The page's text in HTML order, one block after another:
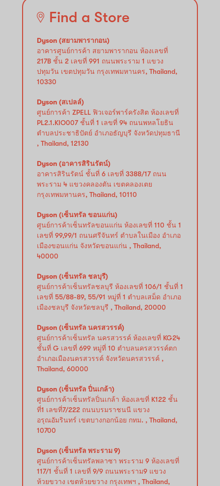
Find a Store
Dyson (สยามพารากอน)
อาคารศูนย์การค้า สยามพารากอน ห้องเลขที่
217B ชั้น 2 เลขที่ 991 ถนนพระราม 1 แขวง
ปทุมวัน เขตปทุมวัน กรุงเทพมหานคร, Thailand,
10330
Dyson (สเปลล์)
ศูนย์การค้า ZPELL ฟิวเจอร์พาร์ครังสิต ห้องเลขที่
PL2.1.KIO007 ชั้นที่ 1 เลขที่ 94 ถนนพหลโยธิน
ตำบลประชาธิปัตย์ อำเภอธัญบุรี จังหวัดปทุมธานี
, Thailand, 12130
Dyson (อาคารสิรินรัตน์)
อาคารสิรินรัตน์ ชั้นที่ 6 เลขที่ 3388/17 ถนน
พระราม 4 แขวงคลองตัน เขตคลองเตย
กรุงเทพมหานคร, Thailand, 10110
Dyson (เซ็นทรัล ขอนแก่น)
ศูนย์การค้าเซ็นทรัลขอนแก่น ห้องเลขที่ 110 ชั้น 1
เลขที่ 99,99/1 ถนนศรีจันทร์ ตำบลในเมือง อำเภอ
เมืองขอนแก่น จังหวัดขอนแก่น , Thailand,
40000
Dyson (เซ็นทรัล ชลบุรี)
ศูนย์การค้าเซ็นทรัลชลบุรี ห้องเลขที่ 106/1 ชั้นที่ 1
เลขที่ 55/88-89, 55/91 หมู่ที่ 1 ตำบลเสม็ด อำเภอ
เมืองชลบุรี จังหวัดชลบุรี , Thailand, 20000
Dyson (เซ็นทรัล นครสวรรค์)
ศูนย์การค้าเซ็นทรัล นครสวรรค์ ห้องเลขที่ KG24
ชั้นที่ G เลขที่ 699 หมู่ที่ 10 ตำบลนครสวรรค์ตก
อำเภอเมืองนครสวรรค์ จังหวัดนครสวรรค์ ,
Thailand, 60000
Dyson (เซ็นทรัล ปิ่นเกล้า)
ศูนย์การค้าเซ็นทรัลปิ่นเกล้า ห้องเลขที่ K122 ชั้น
ที่1 เลขที่7/222 ถนนบรมราชนนี แขวง
อรุณอัมรินทร์ เขตบางกอกน้อย กทม. , Thailand,
10700
Dyson (เซ็นทรัล พระราม 9)
ศูนย์การค้าเซ็นทรัลพลาซา พระราม 9 ห้องเลขที่
117/1 ชั้นที่ 1 เลขที่ 9/9 ถนนพระราม9 แขวง
ห้วยขวาง เขตห้วยขวาง กรุงเทพฯ , Thailand,